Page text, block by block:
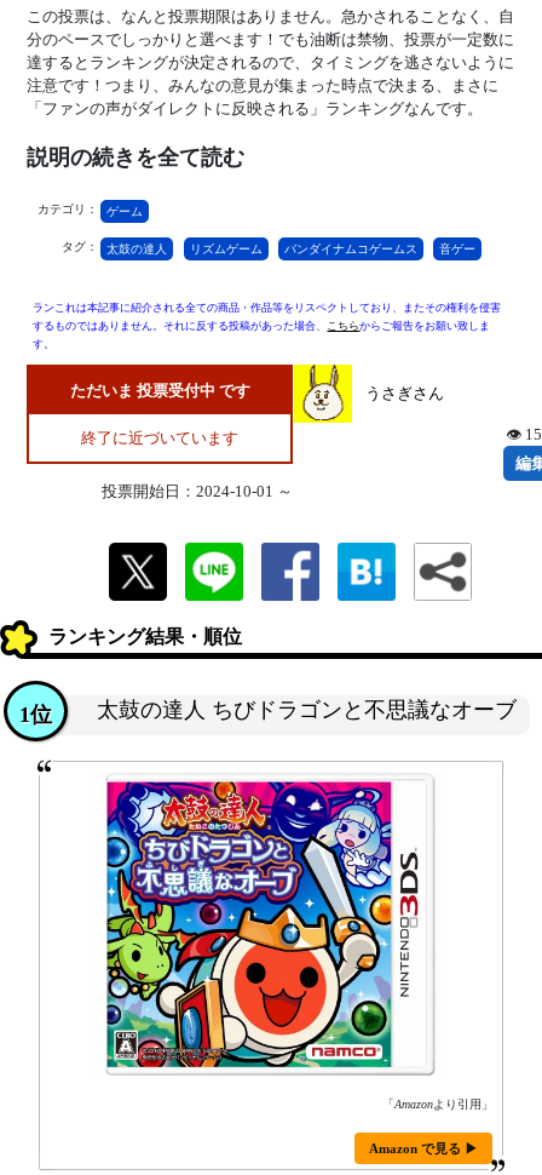
この投票は、なんと投票期限はありません。急かされることなく、自
分のペースでしっかりと選べます！でも油断は禁物、投票が一定数に
達するとランキングが決定されるので、タイミングを逃さないように
注意です！つまり、みんなの意見が集まった時点で決まる、まさに
「ファンの声がダイレクトに反映される」ランキングなんです。
説明の続きを全て読む
カテゴリ： ゲーム
タグ： 太鼓の達人 リズムゲーム バンダイナムコゲームス 音ゲー
ランこれは本記事に紹介される全ての商品・作品等をリスペクトしており、またその権利を侵害
するものではありません。それに反する投稿があった場合、 こちらからご報告をお願い致しま
す。
ただいま 投票受付中 です
終了に近づいています
投票開始日：2024-10-01 ～
うさぎさん
👁
編
ランキング結果・順位
太鼓の達人 ちびドラゴンと不思議なオーブ
1位
「Amazonより引用」
Amazon で見る ▶